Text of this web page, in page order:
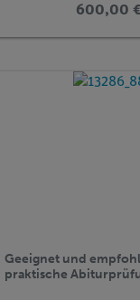
600,00
Geeignet und
praktische